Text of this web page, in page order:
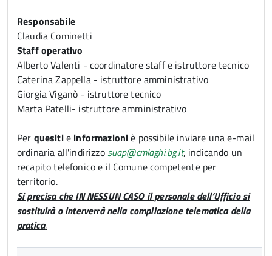
Responsabile
Claudia Cominetti
Staff operativo
Alberto Valenti - coordinatore staff e istruttore tecnico
Caterina Zappella - istruttore amministrativo
Giorgia Viganò - istruttore tecnico
Marta Patelli- istruttore amministrativo
Per quesitie informazioniè possibile inviare una e-mail
ordinaria all'indirizzo suap@cmlaghi.bg.it, indicando un
recapito telefonico e il Comune competente per
territorio.
Si precisa che IN NESSUN CASO il personale dell’Ufficio si
sostituirà o interverrà nella compilazione telematica della
pratica.